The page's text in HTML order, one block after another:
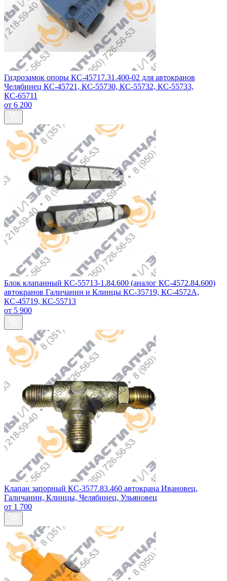
Гидрозамок опоры КС-45717.31.400-02 для автокранов
Челябинец КС-45721, КС-55730, КС-55732, КС-55733,
КС-65711
от 6 200
Блок клапанный КС-55713-1.84.600 (аналог КС-4572.84.600)
автокранов Галичанин и Клинцы КС-35719, КС-4572А,
КС-45719, КС-55713
от 5 900
Клапан запорный КС-3577.83.460 автокрана Ивановец,
Галичанин, Клинцы, Челябинец, Ульяновец
от 1 700